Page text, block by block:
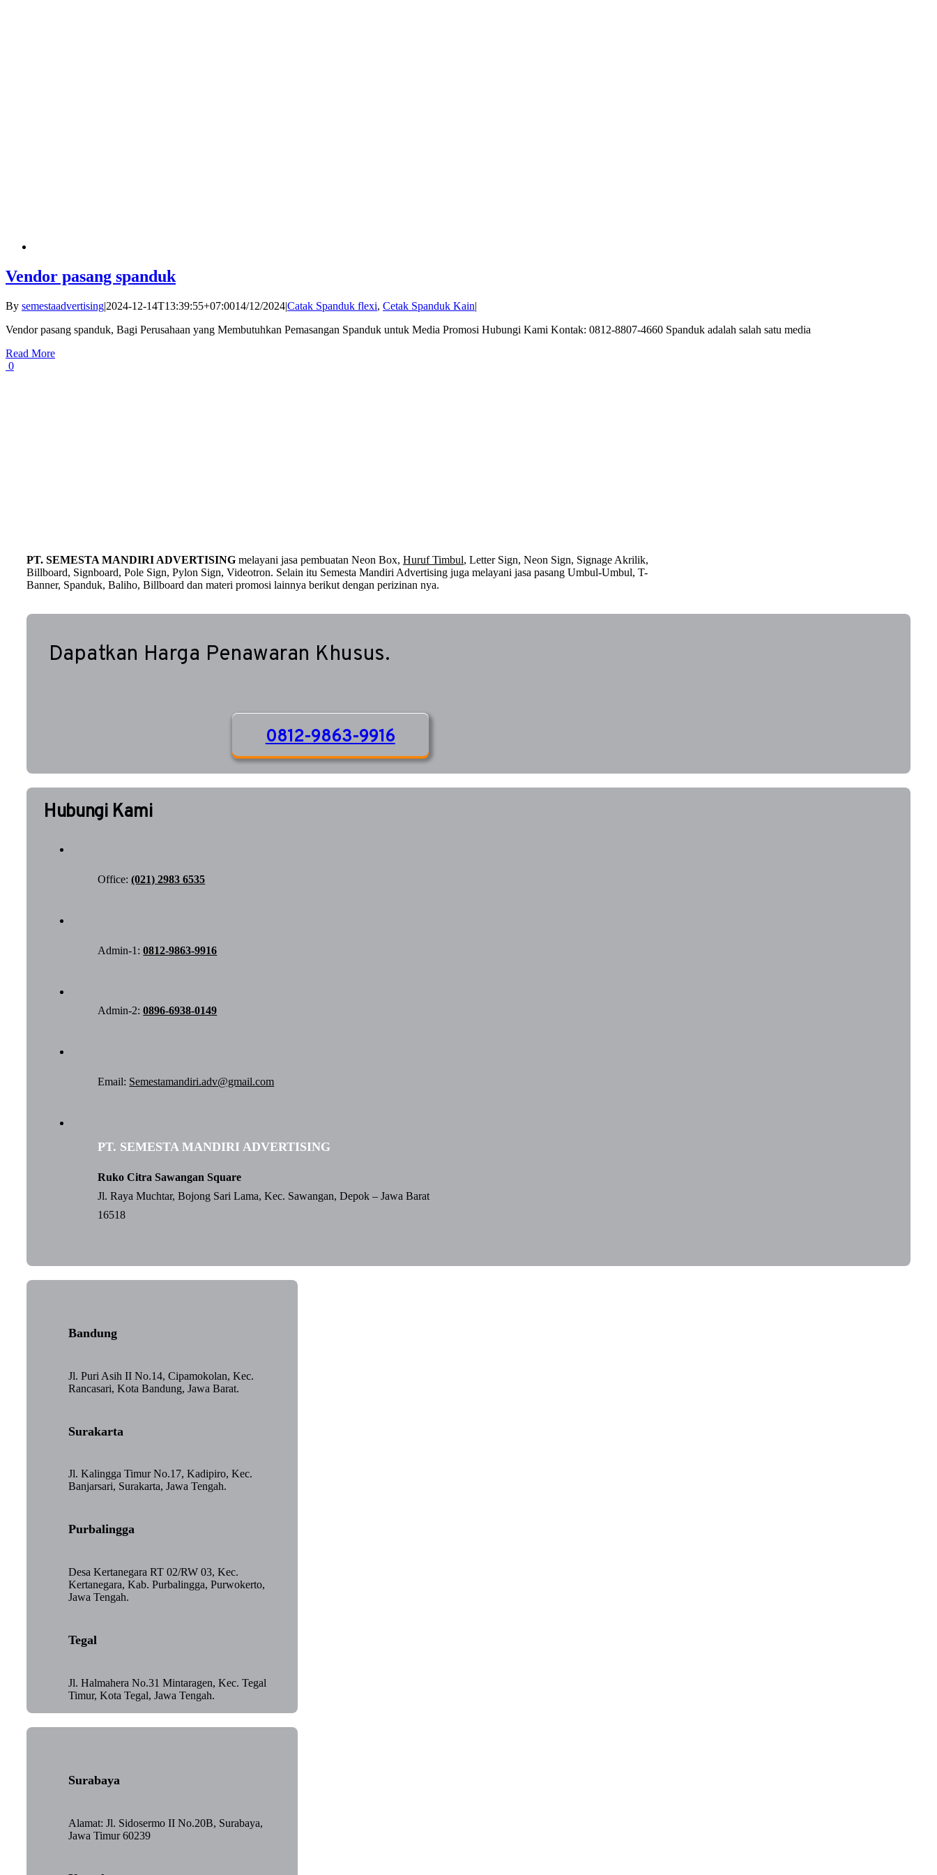
Vendor pasang spanduk
By semestaadvertising|2024-12-14T13:39:55+07:0014/12/2024|Catak Spanduk flexi, Cetak Spanduk Kain|
Vendor pasang spanduk, Bagi Perusahaan yang Membutuhkan Pemasangan Spanduk untuk Media Promosi Hubungi Kami Kontak: 0812-8807-4660 Spanduk adalah salah satu media
Read More
0
PT. SEMESTA MANDIRI ADVERTISINGmelayani jasa pembuatan Neon Box, Huruf Timbul, Letter Sign, Neon Sign, Signage Akrilik,
Billboard, Signboard, Pole Sign, Pylon Sign, Videotron. Selain itu Semesta Mandiri Advertising juga melayani jasa pasang Umbul-Umbul, T-
Banner, Spanduk, Baliho, Billboard dan materi promosi lainnya berikut dengan perizinan nya.
Dapatkan Harga Penawaran Khusus.
0812-9863-9916
Hubungi Kami
Office:(021) 2983 6535
Admin-1:0812-9863-9916
Admin-2:0896-6938-0149
Email: Semestamandiri.adv@gmail.com
PT. SEMESTA MANDIRI ADVERTISING
Ruko Citra Sawangan Square
Jl. Raya Muchtar, Bojong Sari Lama, Kec. Sawangan, Depok – Jawa Barat
16518
Bandung
Jl. Puri Asih II No.14, Cipamokolan, Kec.
Rancasari, Kota Bandung, Jawa Barat.
Surakarta
Jl. Kalingga Timur No.17, Kadipiro, Kec.
Banjarsari, Surakarta, Jawa Tengah.
Purbalingga
Desa Kertanegara RT 02/RW 03, Kec.
Kertanegara, Kab. Purbalingga, Purwokerto,
Jawa Tengah.
Tegal
Jl. Halmahera No.31 Mintaragen, Kec. Tegal
Timur, Kota Tegal, Jawa Tengah.
Surabaya
Alamat: Jl. Sidosermo II No.20B, Surabaya,
Jawa Timur 60239